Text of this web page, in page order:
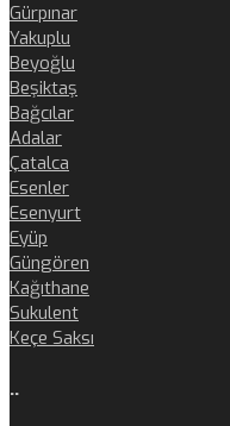
Gürpınar
Yakuplu
Beyoğlu
Beşiktaş
Bağcılar
Adalar
Çatalca
Esenler
Esenyurt
Eyüp
Güngören
Kağıthane
Sukulent
Keçe Saksı
..